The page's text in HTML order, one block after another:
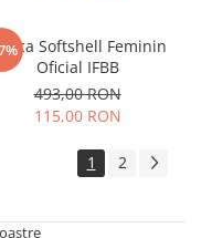
Softshell Feminin
Oficial IFBB
493,00 RON
115,00 RON
1 2